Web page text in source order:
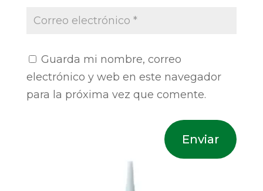
Guarda mi nombre, correo
electrónico y web en este navegador
para la próxima vez que comente.